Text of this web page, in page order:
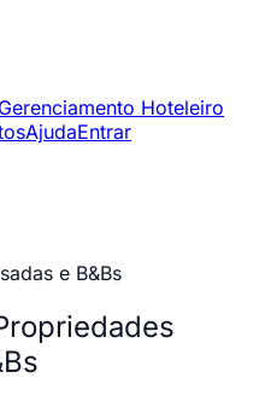
Hoteleiro
AjudaEntrar
e B&Bs